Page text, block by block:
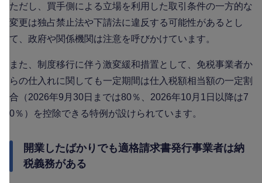
ただし、買手側による立場を利用した取引条件の一方的な
変更は独占禁止法や下請法に違反する可能性があるとし
て、政府や関係機関は注意を呼びかけています。
また、制度移行に伴う激変緩和措置として、免税事業者か
らの仕入れに関しても一定期間は仕入税額相当額の一定割
合（2026年9月30日までは80％、2026年10月1日以降は7
0％）を控除できる特例が設けられています。
開業したばかりでも適格請求書発行事業者は納
税義務がある